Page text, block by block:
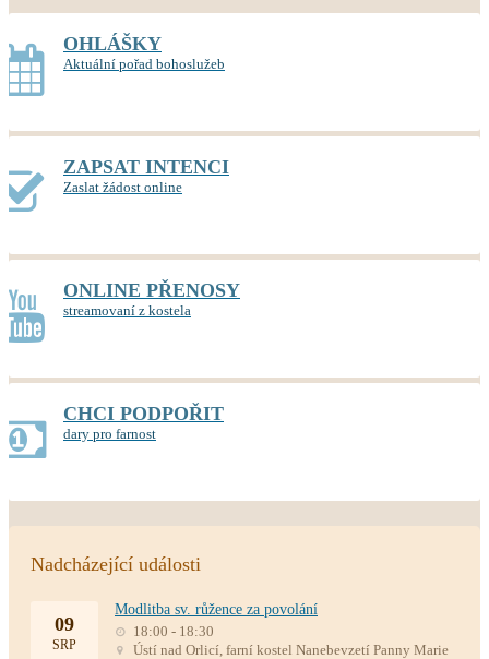
OHLÁŠKY
Aktuální pořad bohoslužeb
ZAPSAT INTENCI
Zaslat žádost online
ONLINE PŘENOSY
streamovaní z kostela
CHCI PODPOŘIT
dary pro farnost
Nadcházející události
09
SRP
Modlitba sv. růžence za povolání
18:00 - 18:30
Ústí nad Orlicí, farní kostel Nanebevzetí Panny Marie